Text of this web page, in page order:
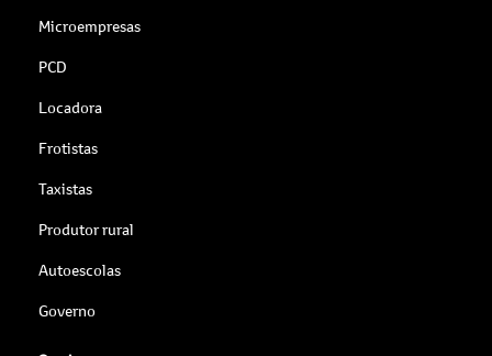
Microempresas
PCD
Locadora
Frotistas
Taxistas
Produtor rural
Autoescolas
Governo